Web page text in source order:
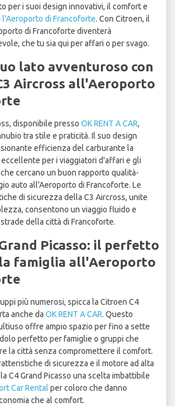
per i suoi design innovativi, il comfort e
l'Aeroporto di Francoforte. Con Citroen, il
di Francoforte diventerà
che tu sia qui per affari o per svago.
lato avventuroso con
Aircross all'Aeroporto
disponibile presso OK RENT A CAR,
tra stile e praticità. Il suo design
efficienza del carburante la
per i viaggiatori d'affari e gli
cercano un buon rapporto qualità-
auto all'Aeroporto di Francoforte. Le
di sicurezza della C3 Aircross, unite
consentono un viaggio fluido e
della città di Francoforte.
Picasso: il perfetto
famiglia all'Aeroporto
più numerosi, spicca la Citroen C4
anche da OK RENT A CAR. Questo
offre ampio spazio per fino a sette
perfetto per famiglie o gruppi che
la città senza compromettere il comfort.
di sicurezza e il motore ad alta
C4 Grand Picasso una scelta imbattibile
Car Rental per coloro che danno
che al comfort.